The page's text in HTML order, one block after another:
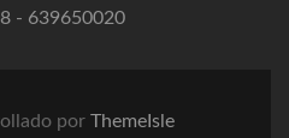
- 639650020
por ThemeIsle